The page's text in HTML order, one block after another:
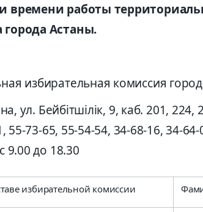
времени работы
Астаны.
избирательная комиссия
ул. Бейбітшілік, 9, каб. 201,
55-73-65, 55-54-54, 34-68-16, 34-
9.00 до 18.30
избирательной комиссии